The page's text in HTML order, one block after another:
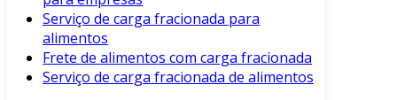
Serviço de carga fracionada para
alimentos
Frete de alimentos com carga fracionada
Serviço de carga fracionada de alimentos